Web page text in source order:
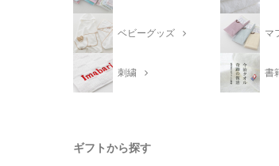
ベビーグッズ マ
刺繍 書
ギフトから探す